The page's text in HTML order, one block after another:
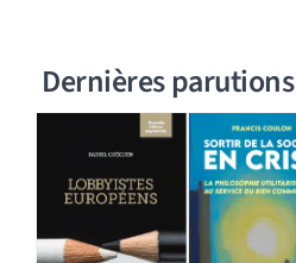
Dernières parutions